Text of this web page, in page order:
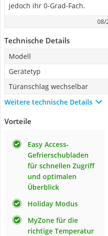
jedoch ihr 0-Grad-Fach.
08/
Technische Details
Modell
Gerätetyp
Türanschlag wechselbar
Weitere technische Details
Vorteile
Easy Access-
Gefrierschubladen
für schnellen Zugriff
und optimalen
Überblick
Holiday Modus
MyZone für die
richtige Temperatur